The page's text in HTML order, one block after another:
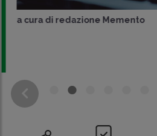
a cura di redazione Memento